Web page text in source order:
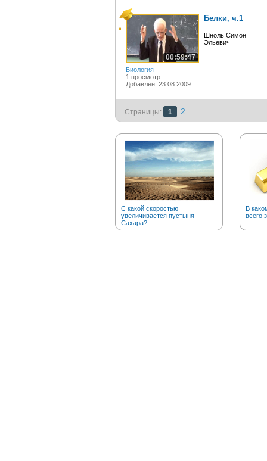
00:59:47
Биология
1 просмотр
Добавлен: 23.08.2009
Белки, ч.1
Шноль Симон
Эльевич
Страницы: 1 2
С какой скоростью
увеличивается пустыня
Сахара?
В
всего